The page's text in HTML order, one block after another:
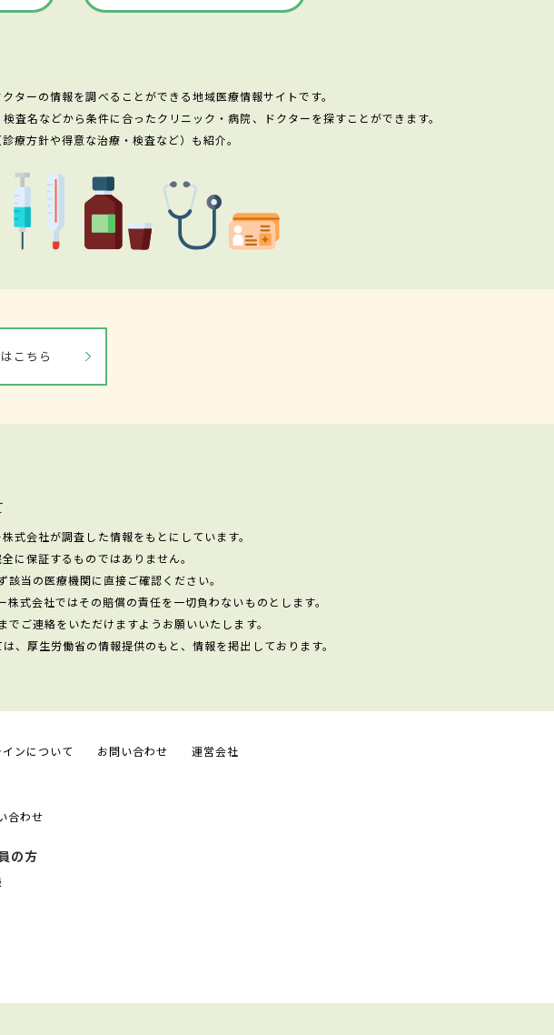
ターの情報を調べることができる地域医療情報サイトです。
名などから条件に合ったクリニック・病院、ドクターを探すことができます。
療方針や得意な治療・検査など）も紹介。
こちら
式会社が調査した情報をもとにしています。
に保証するものではありません。
当の医療機関に直接ご確認ください。
式会社ではその賠償の責任を一切負わないものとします。
ご連絡をいただけますようお願いいたします。
、厚生労働省の情報提供のもと、情報を掲出しております。
ンについて お問い合わせ 運営会社
合わせ
の方